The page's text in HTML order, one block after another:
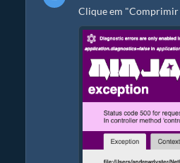
Clique em "Comprimir